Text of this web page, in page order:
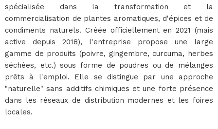
spécialisée dans la transformation et la
commercialisation de plantes aromatiques, d'épices et de
condiments naturels. Créée officiellement en 2021 (mais
active depuis 2018), l'entreprise propose une large
gamme de produits (poivre, gingembre, curcuma, herbes
séchées, etc.) sous forme de poudres ou de mélanges
prêts à l'emploi. Elle se distingue par une approche
"naturelle" sans additifs chimiques et une forte présence
dans les réseaux de distribution modernes et les foires
locales.